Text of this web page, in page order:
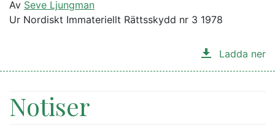
Av Seve Ljungman
Ur Nordiskt Immateriellt Rättsskydd nr 3 1978
Ladda ner
Notiser